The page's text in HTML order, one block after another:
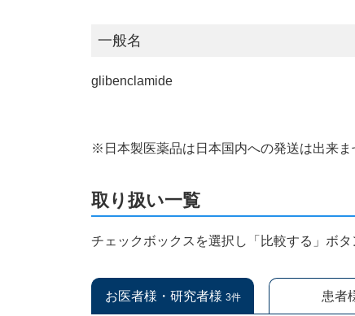
一般名
glibenclamide
※日本製医薬品は日本国内への発送は出来
取り扱い一覧
チェックボックスを選択し「比較する」ボ
お医者様・研究者様 3件 患者